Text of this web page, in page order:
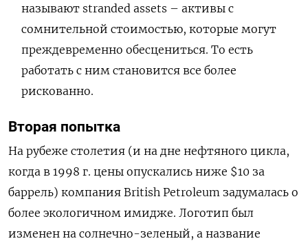
называют stranded assets – активы с
сомнительной стоимостью, которые могут
преждевременно обесцениться. То есть
работать с ним становится все более
рискованно.
Вторая попытка
На рубеже столетия (и на дне нефтяного цикла,
когда в 1998 г. цены опускались ниже $10 за
баррель) компания British Petroleum задумалась о
более экологичном имидже. Логотип был
изменен на солнечно-зеленый, а название